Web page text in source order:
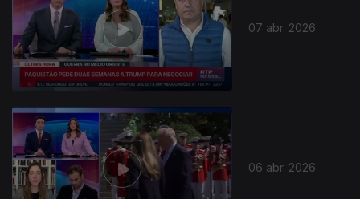
07 abr. 2026
06 abr. 2026